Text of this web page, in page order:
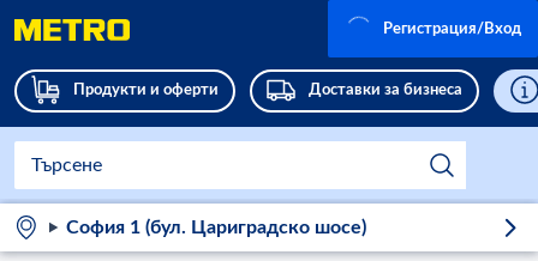
Продукти и оферти Доставки за бизнеса
Регистрация/Вход
София 1 (бул. Цариградско шосе)